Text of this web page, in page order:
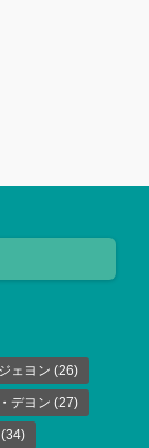
ェヨン (26)
デヨン (27)
(34)